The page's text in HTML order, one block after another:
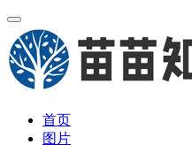
首页
图片